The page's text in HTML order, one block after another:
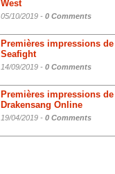
West
05/10/2019 - 0 Comments
Premières impressions de
Seafight
14/09/2019 - 0 Comments
Premières impressions de
Drakensang Online
19/04/2019 - 0 Comments